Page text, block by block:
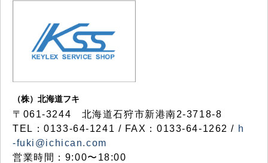
（株）北海道フキ
〒061-3244 北海道石狩市新港南2-3718-8
TEL：0133-64-1241 / FAX：0133-64-1262 / h
-fuki@ichican.com
営業時間：9:00〜18:00